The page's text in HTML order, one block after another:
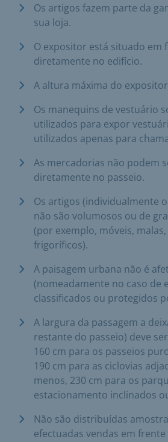
Os artigos fazem parte da
sua loja.
O expositor está situado em
diretamente no edifício.
A altura máxima do
Os manequins de vestuário
utilizados para expor
utilizados apenas para
As mercadorias não podem
diretamente no passeio.
Os artigos (individualmente
não são volumosos ou de
(por exemplo, móveis,
frigoríficos).
A paisagem urbana não é
(nomeadamente no caso de
classificados ou protegidos
A largura da passagem a
restante do passeio) deve
160 cm para os passeios
190 cm para as ciclovias
menos, 230 cm para os
estacionamento inclinados
Não são distribuídas
efectuadas vendas em frente